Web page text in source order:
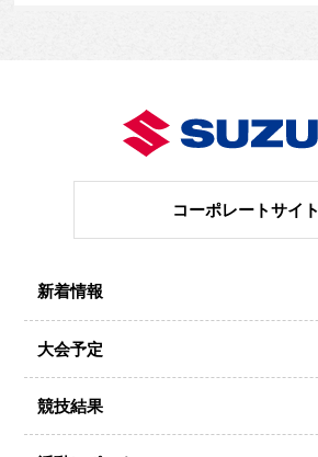
コーポレートサイト
新着情報
大会予定
競技結果